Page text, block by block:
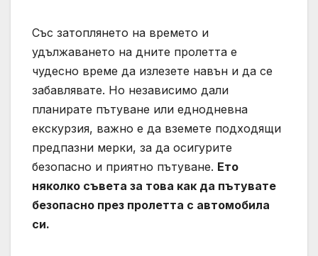
Със затоплянето на времето и
удължаването на дните пролетта е
чудесно време да излезете навън и да се
забавлявате. Но независимо дали
планирате пътуване или еднодневна
екскурзия, важно е да вземете подходящи
предпазни мерки, за да осигурите
безопасно и приятно пътуване. Ето
няколко съвета за това как да пътувате
безопасно през пролетта с автомобила
си.